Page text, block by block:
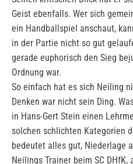
Geist ebenfalls. Wer sich
ein Handballspiel anschaut,
in der Partie nicht so gut
gerade euphorisch den Sieg
Ordnung war.
So einfach hat es sich Neiling
Denken war nicht sein Ding.
in Hans-Gert Stein einen
solchen schlichten Kategorien
bedeutet alles gut, Niederlage
Neilings Trainer beim SC